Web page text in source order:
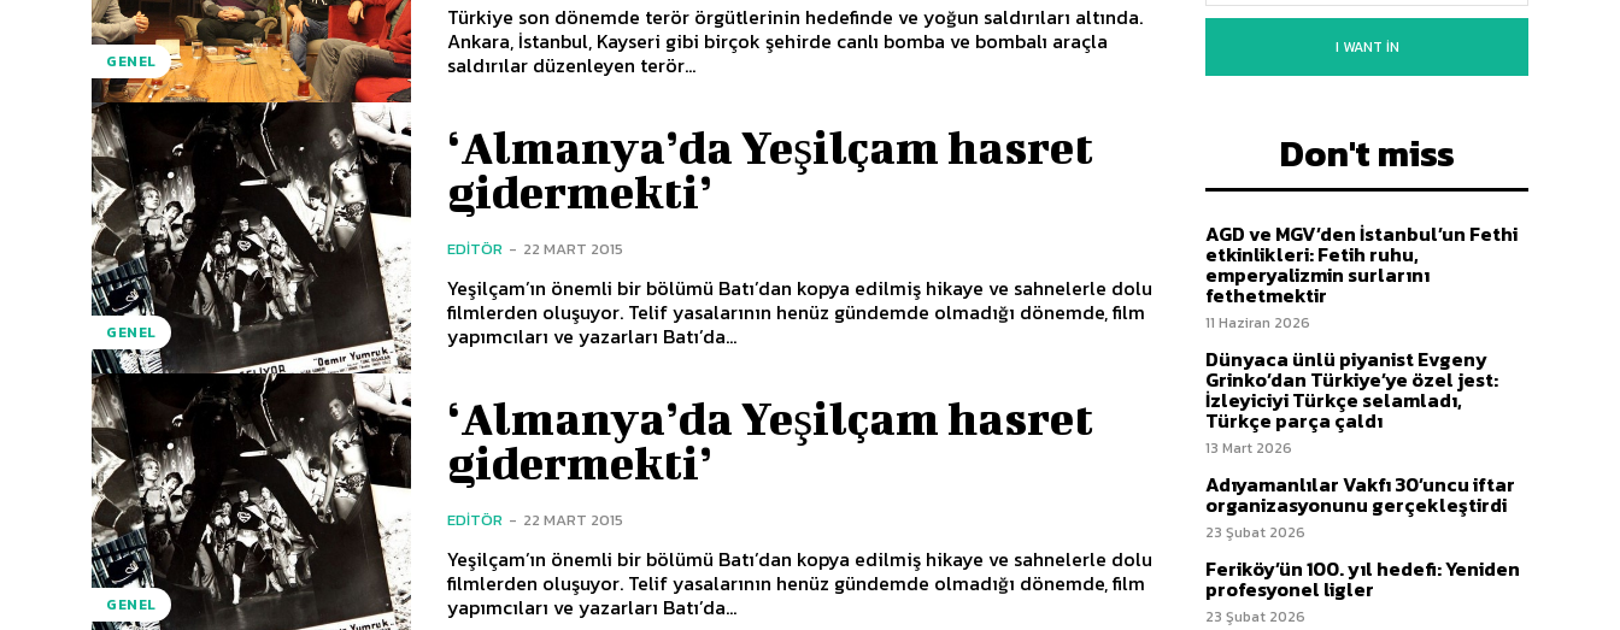
GENEL
Türkiye son dönemde terör örgütlerinin hedefinde ve yoğun saldırıları altında.
Ankara, İstanbul, Kayseri gibi birçok şehirde canlı bomba ve bombalı araçla
saldırılar düzenleyen terör...
GENEL
‘Almanya’da Yeşilçam hasret
gidermekti’
EDITÖR - 22 MART 2015
Yeşilçam’ın önemli bir bölümü Batı’dan kopya edilmiş hikaye ve sahnelerle dolu
filmlerden oluşuyor. Telif yasalarının henüz gündemde olmadığı dönemde, film
yapımcıları ve yazarları Batı’da...
GENEL
‘Almanya’da Yeşilçam hasret
gidermekti’
EDITÖR - 22 MART 2015
Yeşilçam’ın önemli bir bölümü Batı’dan kopya edilmiş hikaye ve sahnelerle dolu
filmlerden oluşuyor. Telif yasalarının henüz gündemde olmadığı dönemde, film
yapımcıları ve yazarları Batı’da...
I WANT IN
Don't miss
AGD ve MGV’den İstanbul’un Fethi
etkinlikleri: Fetih ruhu,
emperyalizmin surlarını
fethetmektir
11 Haziran 2026
Dünyaca ünlü piyanist Evgeny
Grinko’dan Türkiye’ye özel jest:
İzleyiciyi Türkçe selamladı,
Türkçe parça çaldı
13 Mart 2026
Adıyamanlılar Vakfı 30’uncu iftar
organizasyonunu gerçekleştirdi
23 Şubat 2026
Feriköy’ün 100. yıl hedefi: Yeniden
profesyonel ligler
23 Şubat 2026